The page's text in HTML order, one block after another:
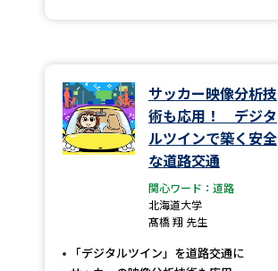
サッカー映像分析技
術も応用！ デジタ
ルツインで築く安全
な道路交通
関心ワード：道路
北海道大学
髙橋 翔 先生
「デジタルツイン」を道路交通に